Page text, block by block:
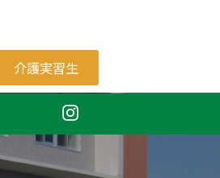
介護実習生